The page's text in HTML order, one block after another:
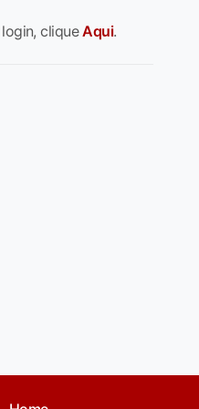
login, cliqueAqui.